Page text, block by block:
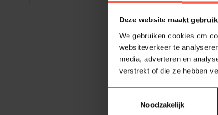
Deze website maakt
We gebruiken cookies om
websiteverkeer te
media, adverteren en
verstrekt of die ze hebben
Noodzakelijk
PRIMO
Bescherm